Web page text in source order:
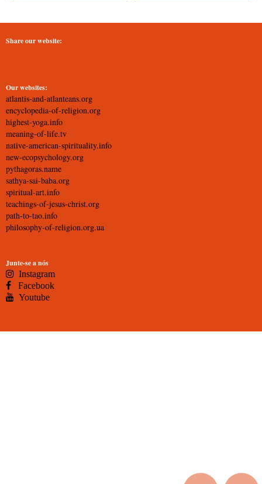
Share our website:
Our websites:
atlantis-and-atlanteans.org
encyclopedia-of-religion.org
highest-yoga.info
meaning-of-life.tv
native-american-spirituality.info
new-ecopsychology.org
pythagoras.name
sathya-sai-baba.org
spiritual-art.info
teachings-of-jesus-christ.org
path-to-tao.info
philosophy-of-religion.org.ua
Junte-se a nós
Instagram
Facebook
Youtube